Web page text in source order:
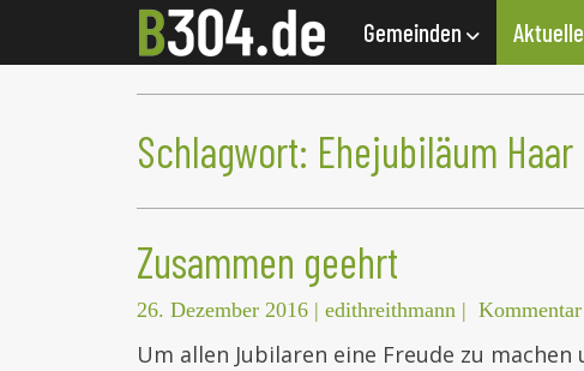
Gemeinden
Schlagwort: Ehejubiläum Haar
Zusammen geehrt
26. Dezember 2016 | edithreithmann |
Um allen Jubilaren eine Freude zu